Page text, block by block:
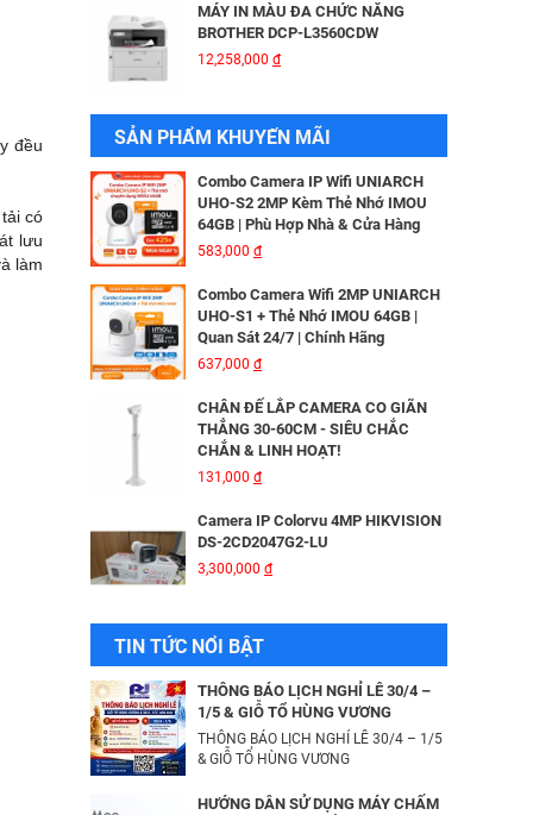
đều
có
lưu
làm
MÁY IN MÀU ĐA CHỨC NĂNG
BROTHER DCP-L3560CDW
12,258,000 đ
MÁY IN BROTHER DCP - B7640DW
MÁY IN BROTHER DCP-B7620DW
5,690,000
MÁY IN KIM EPSON LQ310 - 01 Y
6,335,000
Bộ Lưu Điện Santak C10KS‑LCD
53,678,000
Bộ lưu điện UPS Online SANTAK
33,501,000đ
Camera IP Wifi 2MP UNIARCH T1L-
2WT Kèm Thẻ Nhớ IMOU 64GB |
Xem Từ Xa | Dễ Lắp Đặt
425,000 đ
Camera IP Wifi 2MP UNIARCH UHO-
SẢN PHẨM KHUYẾN MÃI
425,000đ
Camera IP Wifi 2MP UNIARCH UHO-
Từ Xa | Dễ Lắp Đặt
624,000đ
Combo Camera IP Wifi UNIARCH
UHO-S2 2MP Kèm Thẻ Nhớ IMOU
64GB | Phù Hợp Nhà & Cửa Hàng
583,000 đ
Combo Camera Wifi 2MP UNIARCH
UHO-S1 + Thẻ Nhớ IMOU 64GB |
Quan Sát 24/7 | Chính Hãng
637,000 đ
CHÂN ĐẾ LẮP CAMERA CO GIÃN
THẲNG 30-60CM - SIÊU CHẮC
CHẮN & LINH HOẠT!
131,000 đ
Camera IP Colorvu 4MP HIKVISION
DS-2CD2047G2-LU
3,300,000 đ
Camera IP 4MP HIKVISION DS-
2CD2043G2-IU
2,376,000 đ
Camera IP Dome 4.0 Megapixel
HIKVISION DS-2CD2346G2-ISU/SL​
3,256,000 đ
TIN TỨC NỔI BẬT
THÔNG BÁO LỊCH NGHỈ LỄ 30/4 –
1/5 & GIỖ TỔ HÙNG VƯƠNG
THÔNG BÁO LỊCH NGHỈ LỄ 30/4 – 1/5
& GIỖ TỔ HÙNG VƯƠNG
HƯỚNG DẪN SỬ DỤNG MÁY CHẤM